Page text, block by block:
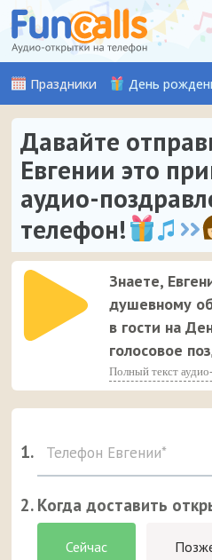
Праздники День
Давайте
Евгении это
аудио-
телефон!
Знаете,
душевному
в гости на
голосовое
Полный текст
1.
2. Когда доставить
Сейчас